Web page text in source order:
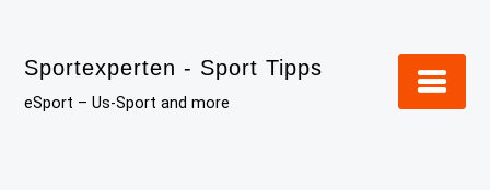
content
Sportexperten - Sport Tipps
eSport – Us-Sport and more